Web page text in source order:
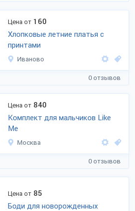
Цена от 160
Хлопковые летние платья с
принтами
Иваново
0 отзывов
Цена от 840
Комплект для мальчиков Like
Me
Москва
0 отзывов
Цена от 85
Боди для новорожденных